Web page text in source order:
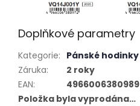
Doplňkové parametry
Kategorie: Pánské hodinky
Záruka:
2 roky
EAN:
4966006380989
Položka byla vyprodána…